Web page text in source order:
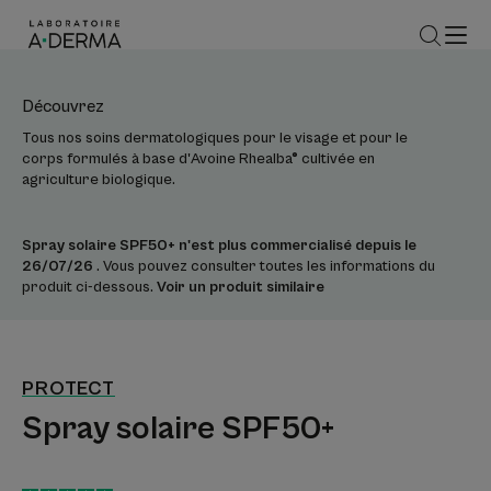
Spray solaire SPF50+ n'est plus commercialisé depuis le
26/07/26 . Vous pouvez consulter toutes les informations du
produit ci-dessous. Voir un produit similaire
Découvrez
Tous nos soins dermatologiques pour le visage et pour le
corps formulés à base d'Avoine Rhealba® cultivée en
agriculture biologique.
PROTECT
Spray solaire SPF50+